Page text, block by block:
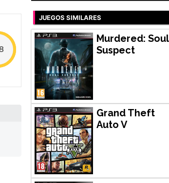
JUEGOS SIMILARES
Murdered: Soul
Suspect
Grand Theft
Auto V